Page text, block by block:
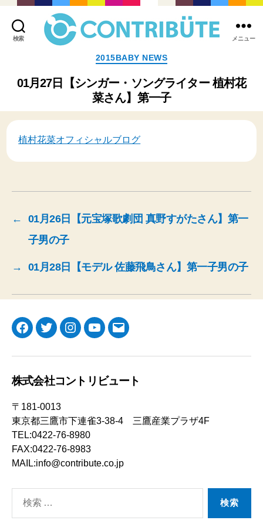
検索
式
社
コ
ン
ト
リ
ビ
(
)
メニュー
カ
テ
ゴ
リ
ー
2015BABY NEWS
01月27日【シンガー・ソングライター 植村花
菜さん】第一子
植村花菜オフィシャルブログ
←
01月26日【元宝塚歌劇団 真野すがたさん】第一
子男の子
→ 01月28日【モデル 佐藤飛鳥さん】第一子男の子
Facebook
TwitterInstagramYouTube
メ
株式会社コントリビュート
〒181-0013
東京都三鷹市下連雀3-38-4 三鷹産業プラザ4F
TEL:0422-76-8980
FAX:0422-76-8983
MAIL:info@contribute.co.jp
索